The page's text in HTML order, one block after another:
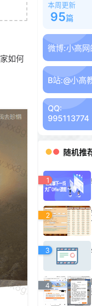
如何
本周更新
95篇
微博:小高
B站:@小高
QQ:
995113774
随机推
1
2
3
4